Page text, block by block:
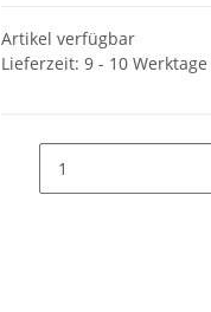
Artikel verfügbar
Lieferzeit: 9 - 10 Werktage